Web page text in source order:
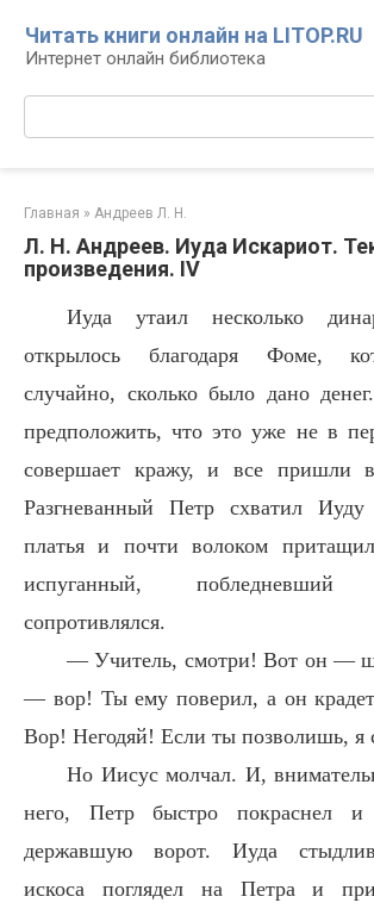
контенту
Читать книги онлайн на LITOP.RU
Интернет онлайн библиотека
Главная » Андреев Л. Н.
Л. Н. Андреев. Иуда Искариот.
произведения. IV
Иуда утаил несколько
открылось благодаря Фоме,
случайно, сколько было дано
предположить, что это уже не в
совершает кражу, и все пришли в
Разгневанный Петр схватил
платья и почти волоком
испуганный,
сопротивлялся.
— Учитель, смотри! Вот он —
— вор! Ты ему поверил, а он
Вор! Негодяй! Если ты позволишь,
Но Иисус молчал. И,
него, Петр быстро покраснел и
державшую ворот. Иуда
искоса поглядел на Петра и